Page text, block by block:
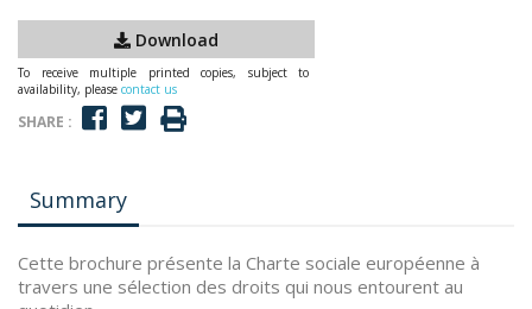
Download
To receive multiple printed copies, subject to
availability, please contact us
SHARE :
Summary
Cette brochure présente la Charte sociale européenne à
travers une sélection des droits qui nous entourent au